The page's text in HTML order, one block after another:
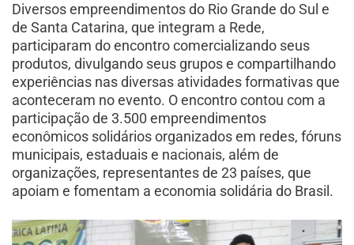
Diversos empreendimentos do Rio Grande do Sul e
de Santa Catarina, que integram a Rede,
participaram do encontro comercializando seus
produtos, divulgando seus grupos e compartilhando
experiências nas diversas atividades formativas que
aconteceram no evento. O encontro contou com a
participação de 3.500 empreendimentos
econômicos solidários organizados em redes, fóruns
municipais, estaduais e nacionais, além de
organizações, representantes de 23 países, que
apoiam e fomentam a economia solidária do Brasil.